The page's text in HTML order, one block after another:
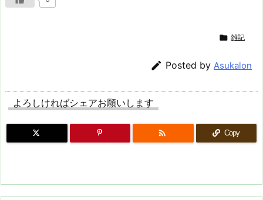
 雑記
 Posted by Asukalon
よろしければシェアお願いします
 Copy